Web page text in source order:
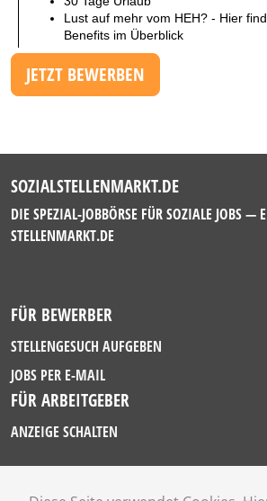
JETZT BEWERBEN
SOZIALSTELLENMARKT.DE
DIE SPEZIAL-JOBBÖRSE FÜR SOZIALE JOBS —
STELLENMARKT.DE
FÜR BEWERBER
STELLENGESUCH AUFGEBEN
JOBS PER E-MAIL
FÜR ARBEITGEBER
ANZEIGE SCHALTEN